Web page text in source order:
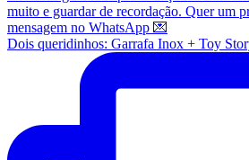
Dois queridinhos: Garrafa Inox + Toy